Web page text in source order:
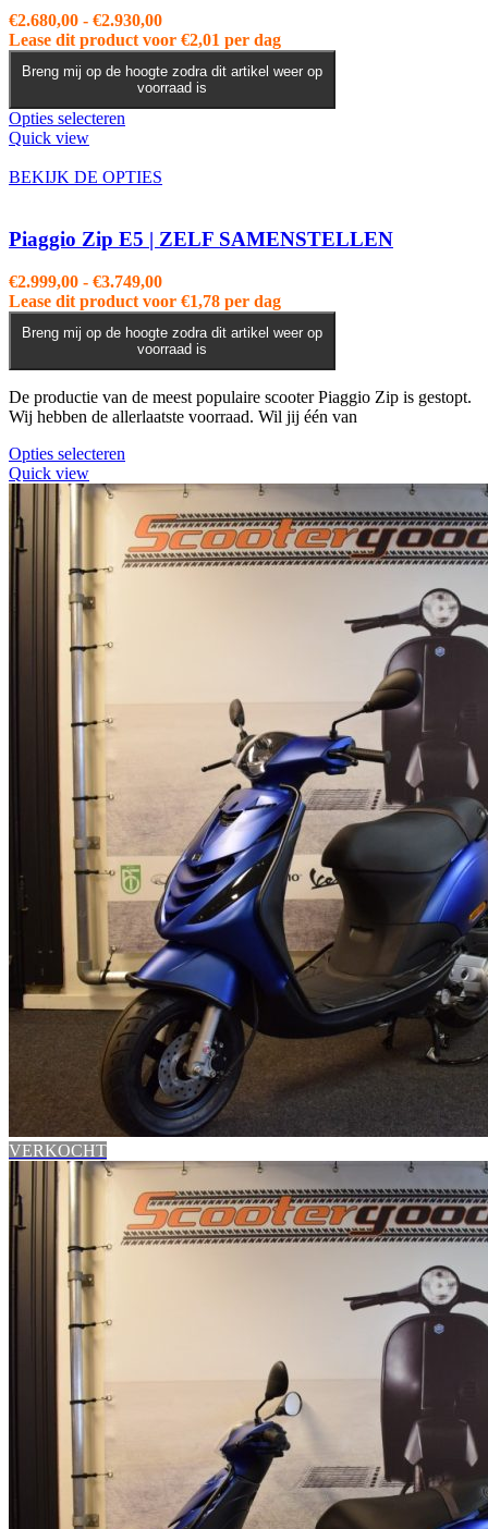
de
productpagina
€2.680,00 - €2.930,00Prijsklasse:
€2.680,00
tot
€2.930,00
Lease dit product voor €2,01 per dag
Breng mij op de hoogte zodra dit artikel weer op
voorraad is
Opties selecteren
meerdere
optie
kan
gekozen
worden
op
de
productpagina
Quick view
BEKIJK DE OPTIES
Piaggio Zip E5 | ZELF SAMENSTELLEN
€2.999,00 - €3.749,00Prijsklasse:
€2.999,00
tot
€3.749,00
Lease dit product voor €1,78 per dag
Breng mij op de hoogte zodra dit artikel weer op
voorraad is
De productie van de meest populaire scooter Piaggio Zip is gestopt.
Wij hebben de allerlaatste voorraad. Wil jij één van
Opties selecteren
heeft
meerdere
variaties.
Deze
optie
Quick view
VERKOCHT